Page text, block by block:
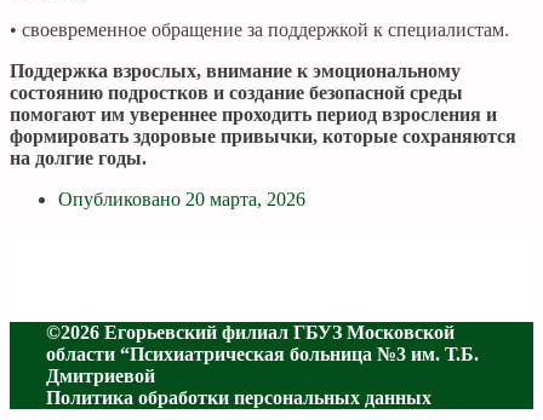
• своевременное обращение за поддержкой к специалистам.
Поддержка взрослых, внимание к эмоциональному
состоянию подростков и создание безопасной среды
помогают им увереннее проходить период взросления и
формировать здоровые привычки, которые сохраняются
на долгие годы.
Опубликовано 20 марта, 2026
©2026 Егорьевский филиал ГБУЗ Московской
области “Психиатрическая больница №3 им. Т.Б.
Дмитриевой
Политика обработки персональных данных